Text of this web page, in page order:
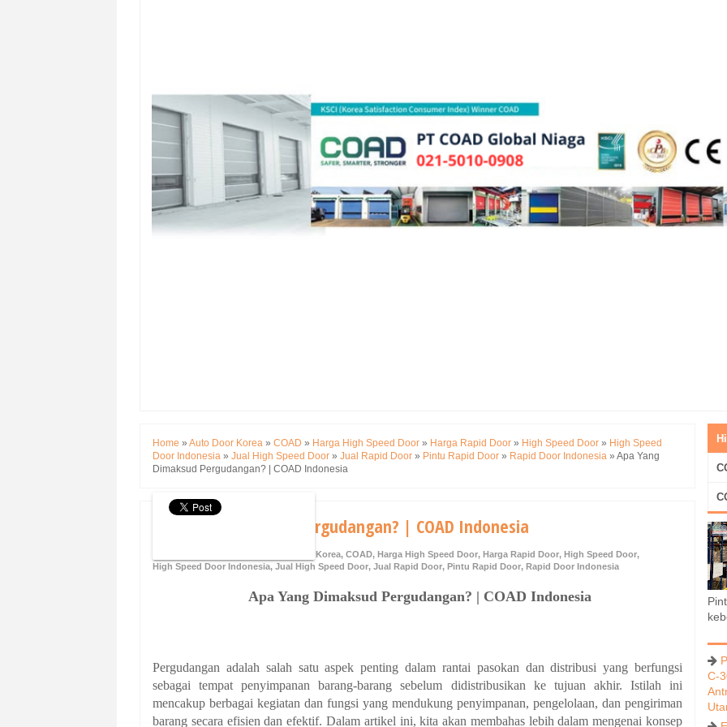
Home » Auto Door Korea » COAD » Harga High Speed Door » Harga Rapid Door » High Speed Door » High Speed
Door Indonesia » Jual High Speed Door » Jual Rapid Door » Pintu Rapid Door » Rapid Door Indonesia » Apa Yang
Dimaksud Pergudangan? | COAD Indonesia
Apa Yang Dimaksud Pergudangan? | COAD Indonesia
Auto Door Korea, COAD, Harga High Speed Door, Harga Rapid Door, High Speed Door,
High Speed Door Indonesia, Jual High Speed Door, Jual Rapid Door, Pintu Rapid Door, Rapid Door Indonesia
Apa Yang Dimaksud Pergudangan? | COAD Indonesia
Pergudangan adalah salah satu aspek penting dalam rantai pasokan dan distribusi yang berfungsi
sebagai tempat penyimpanan barang-barang sebelum didistribusikan ke tujuan akhir. Istilah ini
mencakup berbagai kegiatan dan fungsi yang mendukung penyimpanan, pengelolaan, dan pengiriman
barang secara efisien dan efektif. Dalam artikel ini, kita akan membahas lebih dalam mengenai konsep
C-